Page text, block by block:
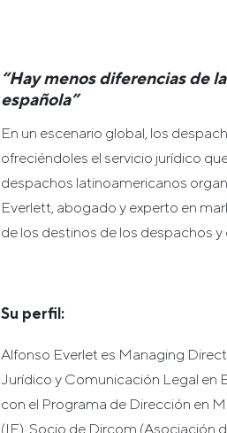
“Hay menos diferencias de
española”
En un escenario global, los
ofreciéndoles el servicio jurídico
despachos latinoamericanos
Everlett, abogado y experto en
de los destinos de los despachos
Su perfil:
Alfonso Everlet es Managing
Jurídico y Comunicación Legal en
con el Programa de Dirección en
(IE). Socio de Dircom (Asociación